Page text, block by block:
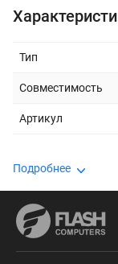
Тип
Совместимость
Артикул
Подробнее